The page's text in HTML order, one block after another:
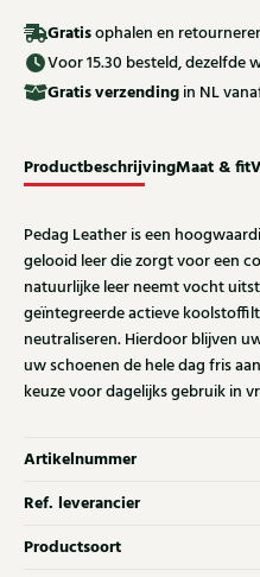
Gratisophalen en
Voor 15.30 besteld, dezelfde
Gratisverzending in NL
ProductbeschrijvingMaat & fit
Pedag Leather is een
gelooid leer die zorgt voor een
natuurlijke leer neemt vocht
geïntegreerde actieve
neutraliseren. Hierdoor blijven
uw schoenen de hele dag fris
keuze voor dagelijks gebruik in
Artikelnummer
Ref. leverancier
Productsoort